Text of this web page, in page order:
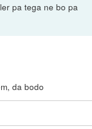
pa tega ne bo pa
da bodo